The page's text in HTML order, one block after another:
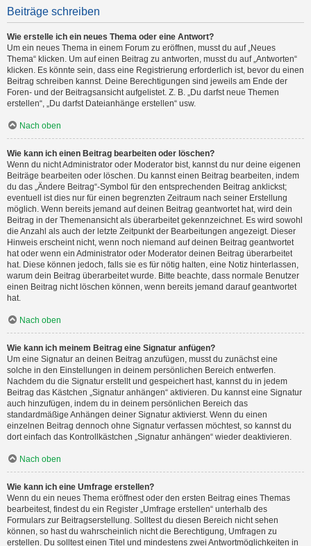
Beiträge schreiben
Wie erstelle ich ein neues Thema oder eine Antwort?
Um ein neues Thema in einem Forum zu eröffnen, musst du auf „Neues
Thema“ klicken. Um auf einen Beitrag zu antworten, musst du auf „Antworten“
klicken. Es könnte sein, dass eine Registrierung erforderlich ist, bevor du einen
Beitrag schreiben kannst. Deine Berechtigungen sind jeweils am Ende der
Foren- und der Beitragsansicht aufgelistet. Z. B. „Du darfst neue Themen
erstellen“, „Du darfst Dateianhänge erstellen“ usw.
Nach oben
Wie kann ich einen Beitrag bearbeiten oder löschen?
Wenn du nicht Administrator oder Moderator bist, kannst du nur deine eigenen
Beiträge bearbeiten oder löschen. Du kannst einen Beitrag bearbeiten, indem
du das „Ändere Beitrag“-Symbol für den entsprechenden Beitrag anklickst;
eventuell ist dies nur für einen begrenzten Zeitraum nach seiner Erstellung
möglich. Wenn bereits jemand auf deinen Beitrag geantwortet hat, wird dein
Beitrag in der Themenansicht als überarbeitet gekennzeichnet. Es wird sowohl
die Anzahl als auch der letzte Zeitpunkt der Bearbeitungen angezeigt. Dieser
Hinweis erscheint nicht, wenn noch niemand auf deinen Beitrag geantwortet
hat oder wenn ein Administrator oder Moderator deinen Beitrag überarbeitet
hat. Diese können jedoch, falls sie es für nötig halten, eine Notiz hinterlassen,
warum dein Beitrag überarbeitet wurde. Bitte beachte, dass normale Benutzer
einen Beitrag nicht löschen können, wenn bereits jemand darauf geantwortet
hat.
Nach oben
Wie kann ich meinem Beitrag eine Signatur anfügen?
Um eine Signatur an deinen Beitrag anzufügen, musst du zunächst eine
solche in den Einstellungen in deinem persönlichen Bereich entwerfen.
Nachdem du die Signatur erstellt und gespeichert hast, kannst du in jedem
Beitrag das Kästchen „Signatur anhängen“ aktivieren. Du kannst eine Signatur
auch hinzufügen, indem du in deinem persönlichen Bereich das
standardmäßige Anhängen deiner Signatur aktivierst. Wenn du einen
einzelnen Beitrag dennoch ohne Signatur verfassen möchtest, so kannst du
dort einfach das Kontrollkästchen „Signatur anhängen“ wieder deaktivieren.
Nach oben
Wie kann ich eine Umfrage erstellen?
Wenn du ein neues Thema eröffnest oder den ersten Beitrag eines Themas
bearbeitest, findest du ein Register „Umfrage erstellen“ unterhalb des
Formulars zur Beitragserstellung. Solltest du diesen Bereich nicht sehen
können, so hast du wahrscheinlich nicht die Berechtigung, Umfragen zu
erstellen. Du solltest einen Titel und mindestens zwei Antwortmöglichkeiten in